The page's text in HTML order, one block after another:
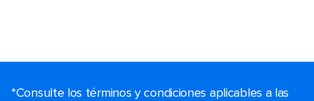
*Consulte los términos y condiciones aplicables a las